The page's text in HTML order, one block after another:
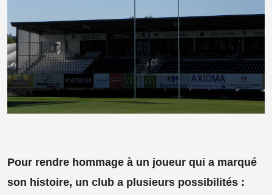
Pour rendre hommage à un joueur qui a marqué
son histoire, un club a plusieurs possibilités :